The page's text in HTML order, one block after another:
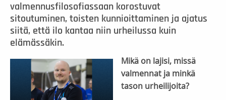
valmennusfilosofiassaan korostuvat
sitoutuminen, toisten kunnioittaminen ja ajatus
siitä, että ilo kantaa niin urheilussa kuin
elämässäkin.
Mikä on lajisi, missä
valmennat ja minkä
tason urheilijoita?